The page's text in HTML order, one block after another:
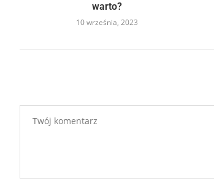
warto?
10 września, 2023